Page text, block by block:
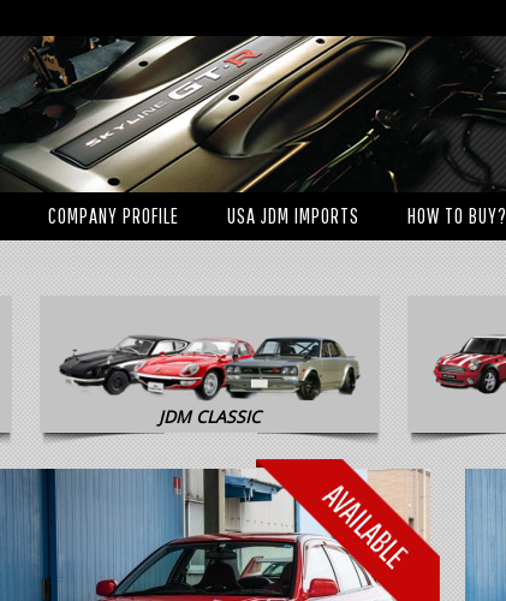
COMPANY PROFILE USA JDM IMPORTS HOW TO BUY?
JDM CLASSIC